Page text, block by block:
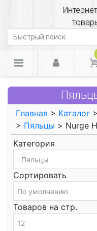
Главная > Каталог >
> Пяльцы > Nurge
Категория
Сортировать
Товаров на стр.